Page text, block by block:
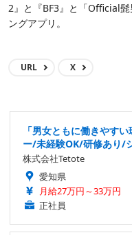
2』と『BF3』と「Official
ングアプリ。
URL X
「男女ともに働きやす
ー/未経験OK/研修あり/
株式会社Tetote
愛知県
月給27万円～33万円
正社員